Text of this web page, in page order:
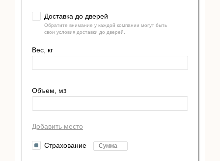
Доставка до дверей
Обратите внимание у каждой компании могут быть
свои условия доставки до дверей.
Вес, кг
Объем, м3
Добавить место
Страхование